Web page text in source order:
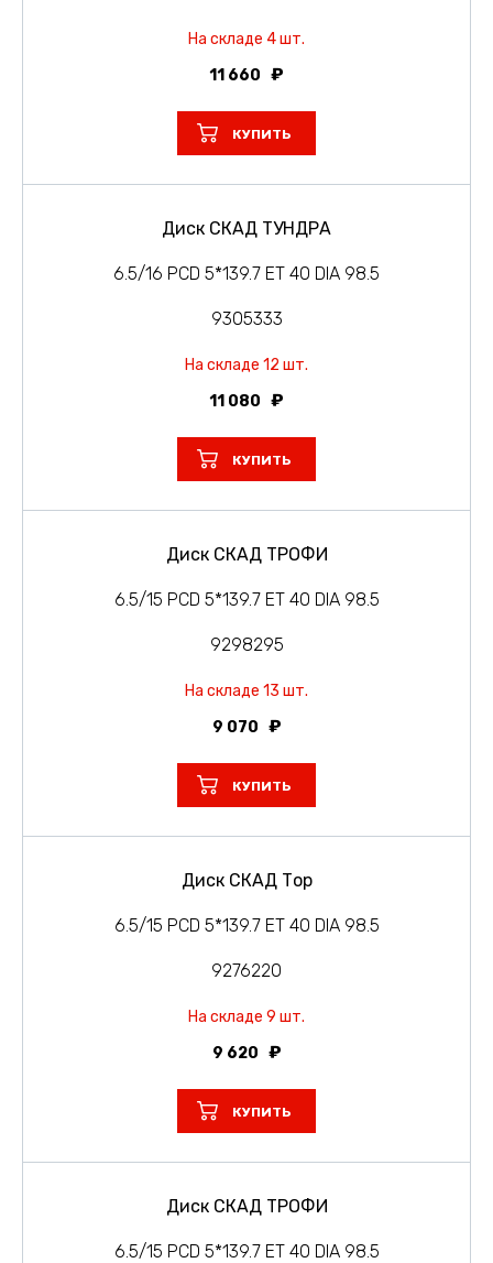
На складе 4 шт.
11 660
КУПИТЬ
Диск СКАД ТУНДРА
6.5/16 PCD 5*139.7 ET 40 DIA 98.5
9305333
На складе 12 шт.
11 080
КУПИТЬ
Диск СКАД ТРОФИ
6.5/15 PCD 5*139.7 ET 40 DIA 98.5
9298295
На складе 13 шт.
9 070
КУПИТЬ
Диск СКАД Тор
6.5/15 PCD 5*139.7 ET 40 DIA 98.5
9276220
На складе 9 шт.
9 620
КУПИТЬ
Диск СКАД ТРОФИ
6.5/15 PCD 5*139.7 ET 40 DIA 98.5